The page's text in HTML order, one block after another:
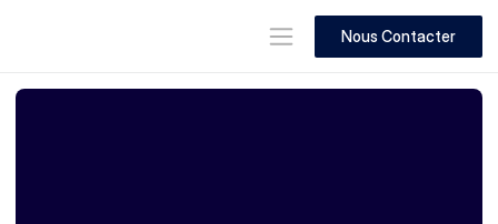
Nous Contacter